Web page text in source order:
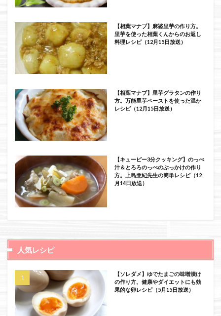
【相葉マナブ】麻婆里芋の作り方。
里芋を使った相葉くんからのお返し
料理レシピ（12月15日放送）
【相葉マナブ】里芋グラタンの作り
方。万能里芋ペーストを使った温か
レシピ（12月15日放送）
【キューピー3分クッキング】のっぺ
汁＆とろろのっぺのぶっかけの作り
方。上島亜紀先生の簡単レシピ（12
月14日放送）
人気レシピ
【ソレダメ】ゆでたまごの味噌漬け
の作り方。健康やダイエットにも効
果的な卵レシピ（5月15日放送）